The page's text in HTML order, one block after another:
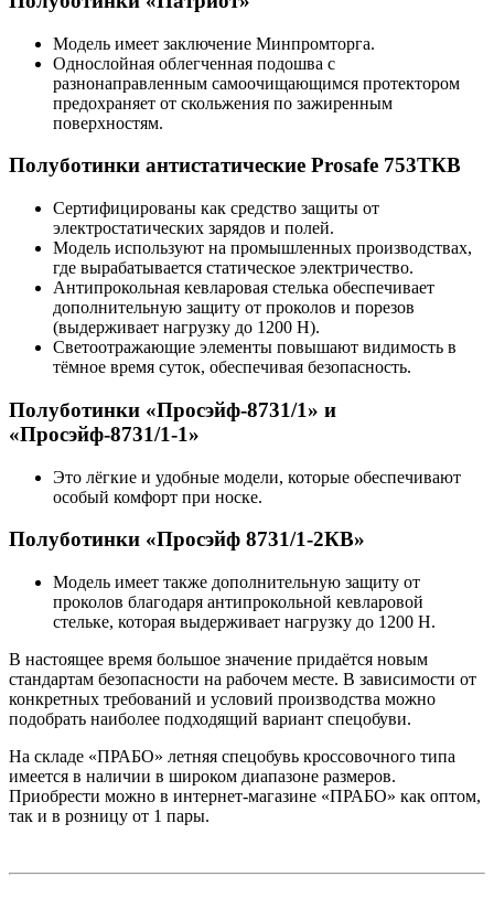
Модель имеет заключение Минпромторга.
Однослойная облегченная подошва с
разнонаправленным самоочищающимся протектором
предохраняет от скольжения по зажиренным
поверхностям.
Полуботинки антистатические Prosafe 753ТКВ
Сертифицированы как средство защиты от
электростатических зарядов и полей.
Модель используют на промышленных производствах,
где вырабатывается статическое электричество.
Антипрокольная кевларовая стелька обеспечивает
дополнительную защиту от проколов и порезов
(выдерживает нагрузку до 1200 Н).
Светоотражающие элементы повышают видимость в
тёмное время суток, обеспечивая безопасность.
Полуботинки «Просэйф-8731/1» и
«Просэйф-8731/1-1»
Это лёгкие и удобные модели, которые обеспечивают
особый комфорт при носке.
Полуботинки «Просэйф 8731/1-2КВ»
Модель имеет также дополнительную защиту от
проколов благодаря антипрокольной кевларовой
стельке, которая выдерживает нагрузку до 1200 Н.
В настоящее время большое значение придаётся новым
стандартам безопасности на рабочем месте. В зависимости от
конкретных требований и условий производства можно
подобрать наиболее подходящий вариант спецобуви.
На складе «ПРАБО» летняя спецобувь кроссовочного типа
имеется в наличии в широком диапазоне размеров.
Приобрести можно в интернет-магазине «ПРАБО» как оптом,
так и в розницу от 1 пары.